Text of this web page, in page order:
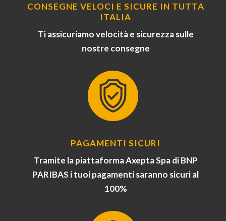
CONSEGNE VELOCI E SICURE IN TUTTA
ITALIA
Ti assicuriamo velocità e sicurezza sulle
nostre consegne
PAGAMENTI SICURI
Tramite la piattaforma Axepta Spa di BNP
PARIBAS i tuoi pagamenti saranno sicuri al
100%